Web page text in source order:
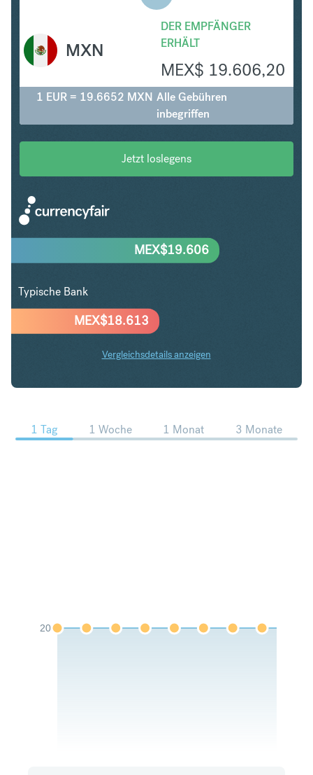
DER EMPFÄNGER
ERHÄLT
MEX$ 19.606,20
MXN
1 EUR = 19.6652 MXN Alle Gebühren
inbegriffen
Jetzt loslegens
MEX$18.613
MEX$19.606
Typische Bank
Vergleichsdetails anzeigen
EUR in MXN Trends
1 Tag 1 Woche 1 Monat 3 Monate
20